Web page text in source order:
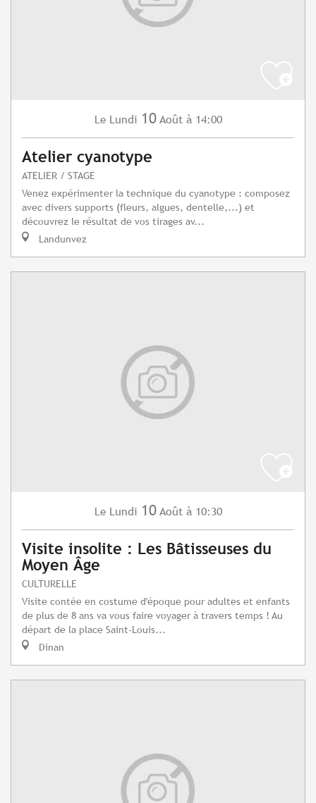
Le Lundi 10 Août à 14:00
Atelier cyanotype
ATELIER / STAGE
Venez expérimenter la technique du cyanotype : composez
avec divers supports (fleurs, algues, dentelle,...) et
découvrez le résultat de vos tirages av...
Landunvez
Le Lundi 10 Août à 10:30
Visite insolite : Les Bâtisseuses du
Moyen Âge
CULTURELLE
Visite contée en costume d'époque pour adultes et enfants
de plus de 8 ans va vous faire voyager à travers temps ! Au
départ de la place Saint-Louis...
Dinan